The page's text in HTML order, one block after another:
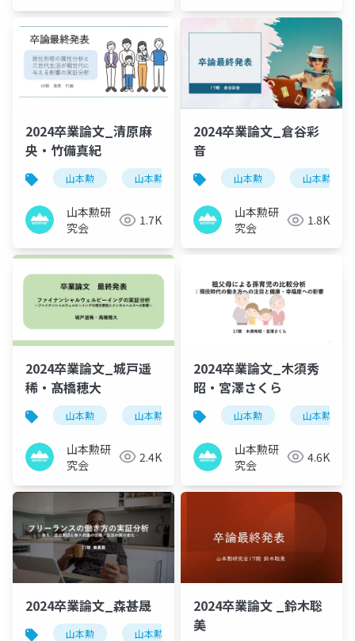
2024卒業論文_清原麻
央・竹備真紀
山本勲 山本勲研究会 計量経済 stata
山本勲研
究会
1.7K
2024卒業論文_倉谷彩
音
山本勲 山本勲研究
山本勲研
究会
1.8K
2024卒業論文_城戸遥
稀・髙橋穂大
山本勲 山本勲研究会 計量経済 stata
山本勲研
究会
2.4K
2024卒業論文_木須秀
昭・宮澤さくら
山本勲 山本勲研究
山本勲研
究会
4.6K
2024卒業論文_森甚晟
山本勲 山本勲研究会
2024卒業論文 _鈴木聡
美